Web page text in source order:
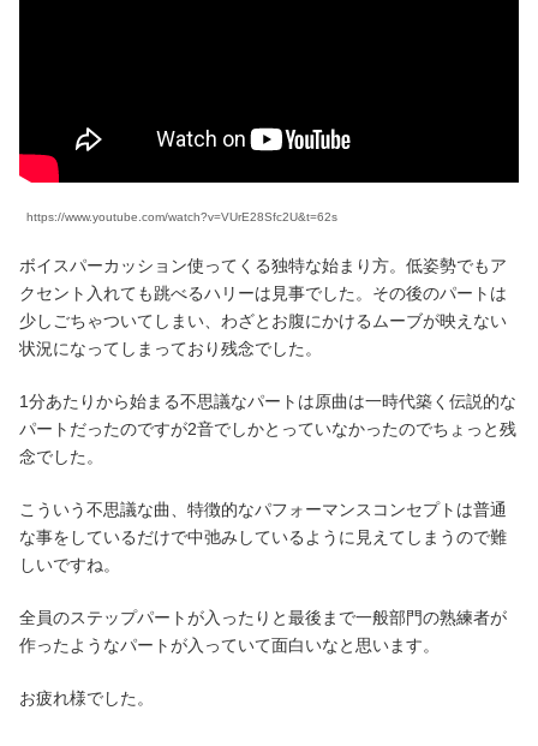
https://www.youtube.com/watch?v=VUrE28Sfc2U&t=62s
ボイスパーカッション使ってくる独特な始まり方。低姿勢でもア
クセント入れても跳べるハリーは見事でした。その後のパートは
少しごちゃついてしまい、わざとお腹にかけるムーブが映えない
状況になってしまっており残念でした。
1分あたりから始まる不思議なパートは原曲は一時代築く伝説的な
パートだったのですが2音でしかとっていなかったのでちょっと残
念でした。
こういう不思議な曲、特徴的なパフォーマンスコンセプトは普通
な事をしているだけで中弛みしているように見えてしまうので難
しいですね。
全員のステップパートが入ったりと最後まで一般部門の熟練者が
作ったようなパートが入っていて面白いなと思います。
お疲れ様でした。